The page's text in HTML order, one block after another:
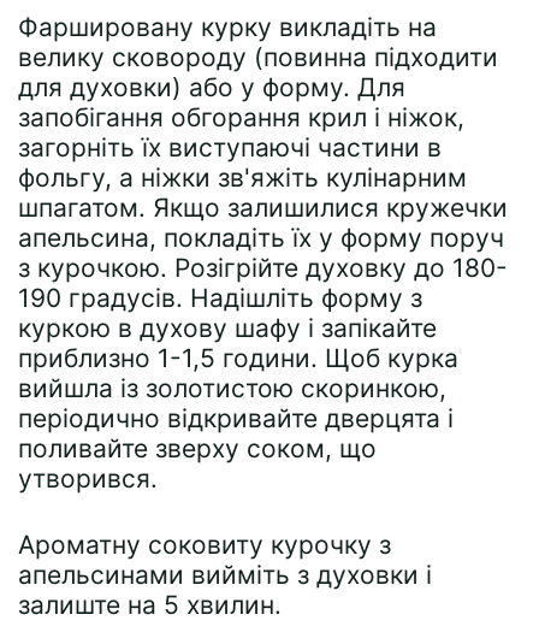
Фаршировану курку викладіть на
велику сковороду (повинна підходити
для духовки) або у форму. Для
запобігання обгорання крил і ніжок,
загорніть їх виступаючі частини в
фольгу, а ніжки зв'яжіть кулінарним
шпагатом. Якщо залишилися кружечки
апельсина, покладіть їх у форму поруч
з курочкою. Розігрійте духовку до 180-
190 градусів. Надішліть форму з
куркою в духову шафу і запікайте
приблизно 1-1,5 години. Щоб курка
вийшла із золотистою скоринкою,
періодично відкривайте дверцята і
поливайте зверху соком, що
утворився.
Ароматну соковиту курочку з
апельсинами вийміть з духовки і
залиште на 5 хвилин.